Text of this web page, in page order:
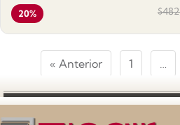
20% $
« Anterior 1